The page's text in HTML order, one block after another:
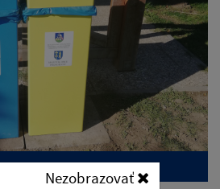
Nezobrazovať
FOTO CR 2021